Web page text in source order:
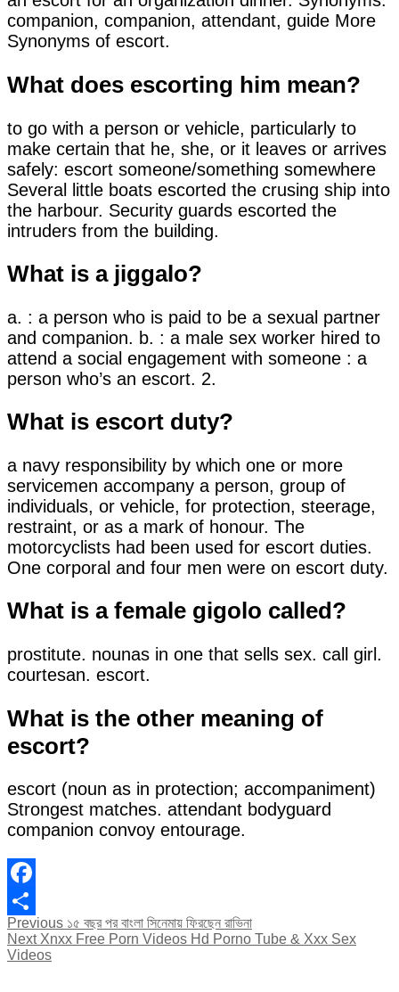
companion, companion, attendant, guide More
Synonyms of escort.
What does escorting him mean?
to go with a person or vehicle, particularly to
make certain that he, she, or it leaves or arrives
safely: escort someone/something somewhere
Several little boats escorted the crusing ship into
the harbour. Security guards escorted the
intruders from the building.
What is a jiggalo?
a. : a person who is paid to be a sexual partner
and companion. b. : a male sex worker hired to
attend a social engagement with someone : a
person who’s an escort. 2.
What is escort duty?
a navy responsibility by which one or more
servicemen accompany a person, group of
individuals, or vehicle, for protection, steerage,
restraint, or as a mark of honour. The
motorcyclists had been used for escort duties.
One corporal and four men were on escort duty.
What is a female gigolo called?
prostitute. nounas in one that sells sex. call girl.
courtesan. escort.
What is the other meaning of
escort?
escort (noun as in protection; accompaniment)
Strongest matches. attendant bodyguard
companion convoy entourage.
Facebook
Share
Post
navigation
Previous Previous
post:
১৫ বছর পর বাংলা সিনেমায় ফিরছেন রাভিনা
Next Next
post:
Xnxx Free Porn Videos Hd Porno Tube & Xxx Sex
Videos